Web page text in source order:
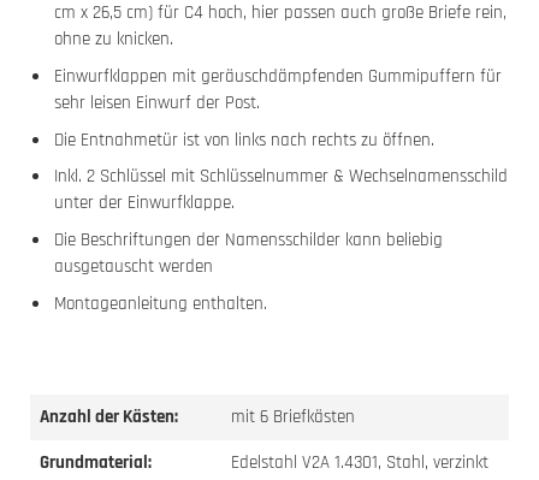
cm x 26,5 cm) für C4 hoch, hier passen auch große Briefe rein,
ohne zu knicken.
Einwurfklappen mit geräuschdämpfenden Gummipuffern für
sehr leisen Einwurf der Post.
Die Entnahmetür ist von links nach rechts zu öffnen.
Inkl. 2 Schlüssel mit Schlüsselnummer & Wechselnamensschild
unter der Einwurfklappe.
Die Beschriftungen der Namensschilder kann beliebig
ausgetauscht werden
Montageanleitung enthalten.
Anzahl der Kästen:
mit 6 Briefkästen
Grundmaterial:
Edelstahl V2A 1.4301, Stahl, verzinkt